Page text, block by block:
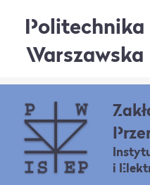
Politechnika
Warszawska
i